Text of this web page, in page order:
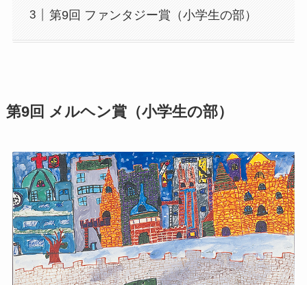
第9回 ファンタジー賞（小学生の部）
第9回 メルヘン賞（小学生の部）